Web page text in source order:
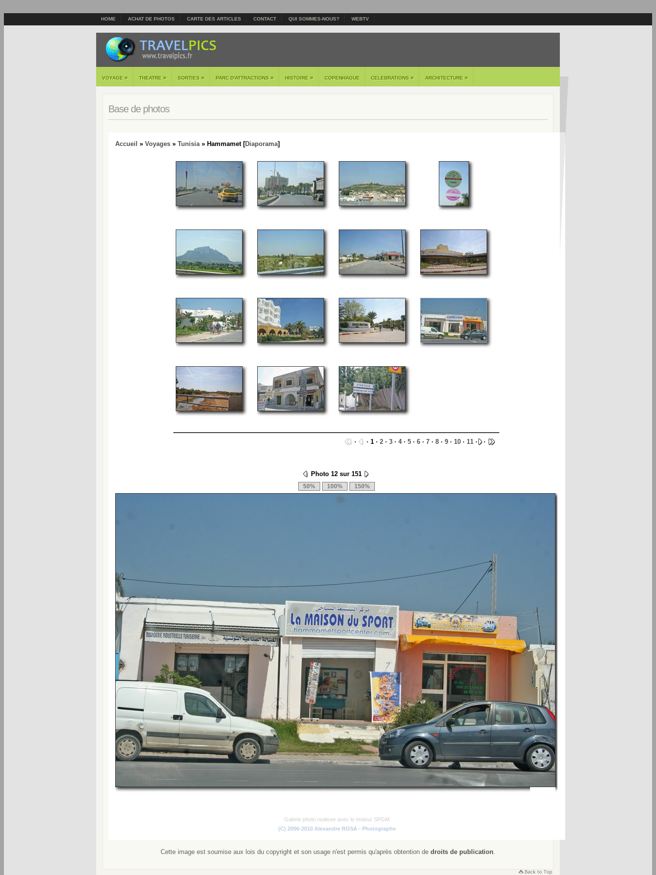
HOME ACHAT DE PHOTOS CARTE DES ARTICLES CONTACT QUI SOMMES-NOUS? WEBTV
VOYAGE » THEATRE » SORTIES » PARC D'ATTRACTIONS » HISTOIRE » COPENHAGUE CELEBRATIONS » ARCHITECTURE »
Base de photos
Accueil » Voyages » Tunisia» Hammamet [Diaporama]
· · 1 · 2 · 3 · 4· 5 · 6 · 7 · 8 · 9 · 10 · 11 · ·
Photo 12 sur 151
Galerie photo realisee avec le moteur SPGM
(C) 2006-2010 Alexandre ROSA - Photographe
Cette image est soumise aux lois du copyright et son usage n'est permis qu'après obtention de droits de publication.